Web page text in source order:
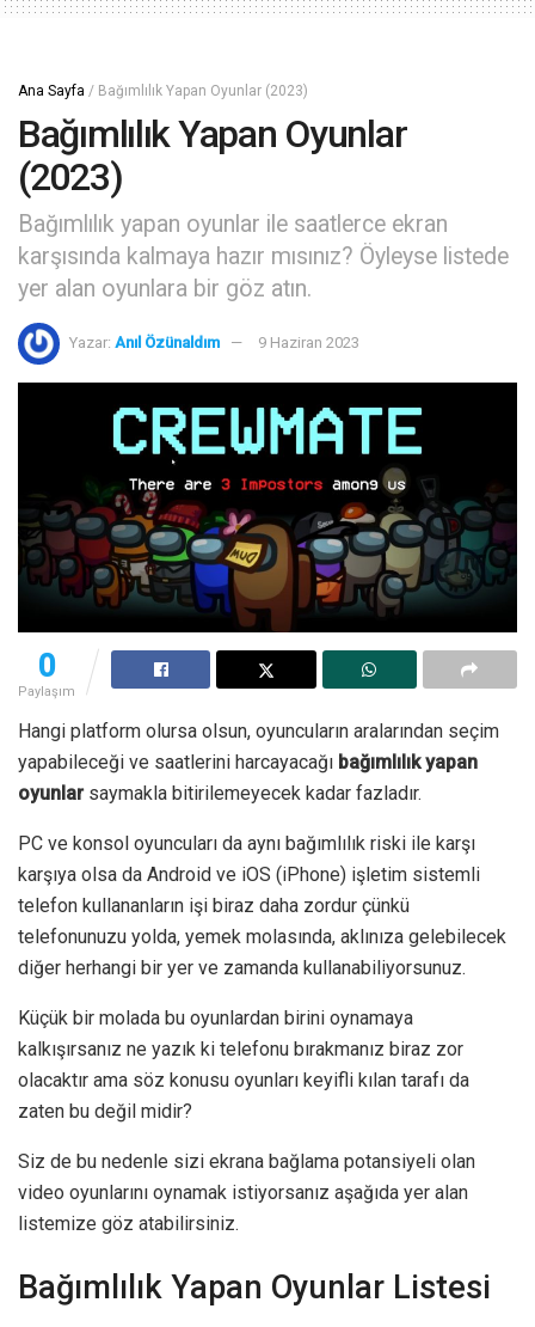
Ana Sayfa / Bağımlılık Yapan Oyunlar (2023)
Bağımlılık Yapan Oyunlar
(2023)
Bağımlılık yapan oyunlar ile saatlerce ekran
karşısında kalmaya hazır mısınız? Öyleyse listede
yer alan oyunlara bir göz atın.
Yazar: Anıl Özünaldım 9 Haziran 2023
0
Paylaşım
Hangi platform olursa olsun, oyuncuların aralarından seçim
yapabileceği ve saatlerini harcayacağı bağımlılık yapan
oyunlarsaymakla bitirilemeyecek kadar fazladır.
PC ve konsol oyuncuları da aynı bağımlılık riski ile karşı
karşıya olsa da Android ve iOS (iPhone) işletim sistemli
telefon kullananların işi biraz daha zordur çünkü
telefonunuzu yolda, yemek molasında, aklınıza gelebilecek
diğer herhangi bir yer ve zamanda kullanabiliyorsunuz.
Küçük bir molada bu oyunlardan birini oynamaya
kalkışırsanız ne yazık ki telefonu bırakmanız biraz zor
olacaktır ama söz konusu oyunları keyifli kılan tarafı da
zaten bu değil midir?
Siz de bu nedenle sizi ekrana bağlama potansiyeli olan
video oyunlarını oynamak istiyorsanız aşağıda yer alan
listemize göz atabilirsiniz.
Bağımlılık Yapan Oyunlar Listesi